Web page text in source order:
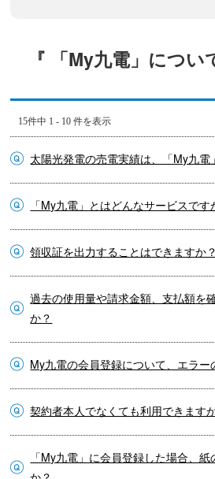
『 「My九電」につ
15件中 1 - 10 件を表示
太陽光発電の売電実績は、「My九電
「My九電」とはどんなサービスです
領収証を出力することはできますか？
過去の使用量や請求金額、支払額を
か？
My九電の会員登録について、エラ
契約者本人でなくても利用できます
「My九電」に会員登録した場合、